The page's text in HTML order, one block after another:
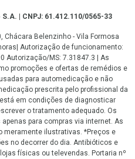
| CNPJ: 61.412.110/0565-33
Chácara Belenzinho - Vila Formosa
Autorização de funcionamento:
Autorização/MS: 7.31847.3 | As
promoções e ofertas de remédios e
para automedicação e não
prescrita pelo profissional da
em condições de diagnosticar
o tratamento adequado. Os
para compras via internet. As
ilustrativas. *Preços e
no decorrer do dia. Antibióticos e
físicas ou televendas. Portaria nº